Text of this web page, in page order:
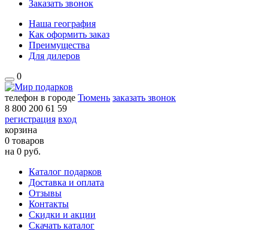
Заказать звонок
Наша география
Как оформить заказ
Преимущества
Для дилеров
0
телефон в городе Тюмень заказать звонок
8 800 200 61 59
регистрация вход
корзина
0 товаров
на 0 руб.
Каталог подарков
Доставка и оплата
Отзывы
Контакты
Скидки и акции
Скачать каталог